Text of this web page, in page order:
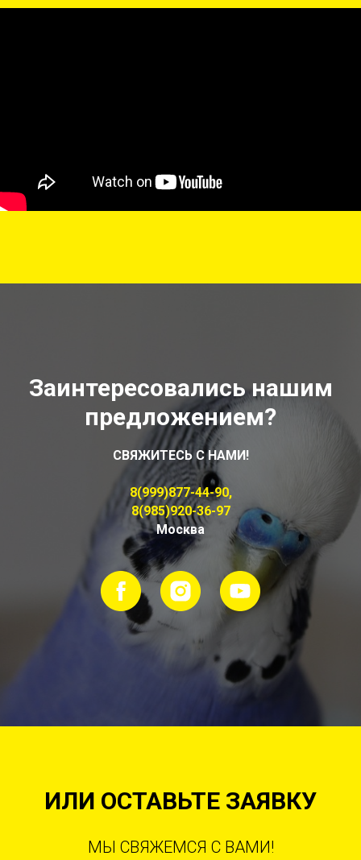
Заинтересовались нашим
предложением?
СВЯЖИТЕСЬ С НАМИ!
8(999)877-44-90,
8(985)920-36-97
Москва
ИЛИ ОСТАВЬТЕ ЗАЯВКУ
МЫ СВЯЖЕМСЯ С ВАМИ!